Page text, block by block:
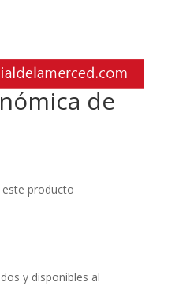
de
este producto
y disponibles al